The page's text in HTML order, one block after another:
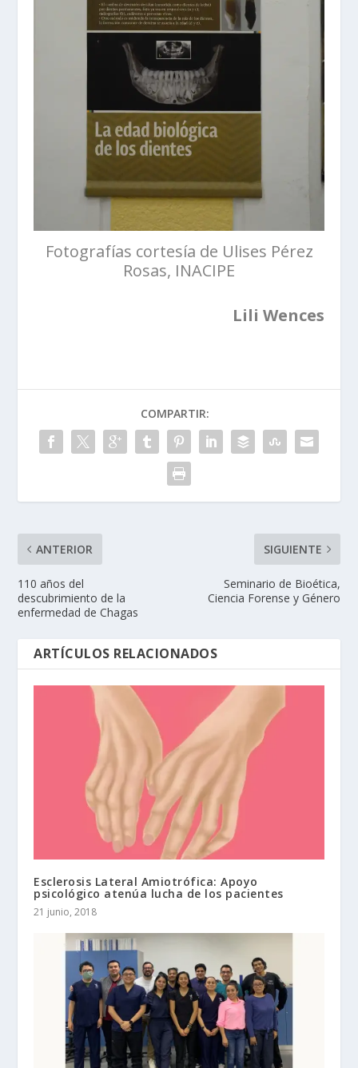
Fotografías cortesía de Ulises Pérez
Rosas, INACIPE
Lili Wences
COMPARTIR:
ANTERIOR
110 años del
descubrimiento de la
enfermedad de Chagas
SIGUIENTE
Seminario de Bioética,
Ciencia Forense y Género
ARTÍCULOS RELACIONADOS
Esclerosis Lateral Amiotrófica: Apoyo
psicológico atenúa lucha de los pacientes
21 junio, 2018